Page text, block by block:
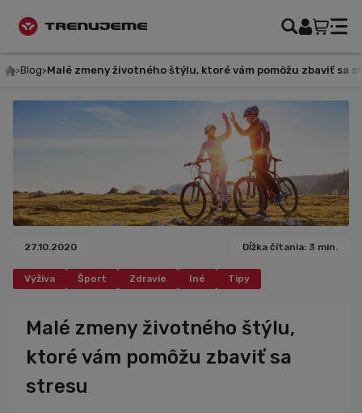
Blog Malé zmeny životného štýlu, ktoré vám pomôžu zbaviť sa
27.10.2020 Dĺžka čítania: 3 min.
Výživa Šport Zdravie Iné Tipy
Malé zmeny životného štýlu,
ktoré vám pomôžu zbaviť sa
stresu